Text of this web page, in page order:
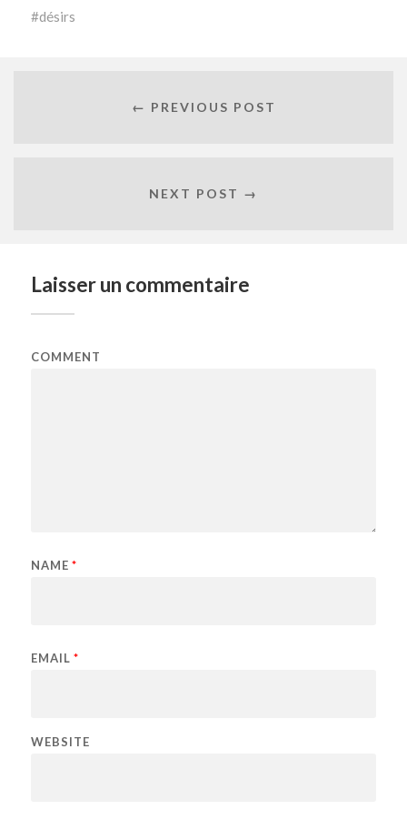
désirs
← PREVIOUS POST
NEXT POST →
Laisser un commentaire
COMMENT
NAME *
EMAIL *
WEBSITE